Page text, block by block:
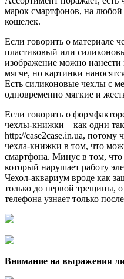
марок смартфонов, на
кошелек.
Если говорить о материале
пластиковый или
изображение можно
мягче, но картинки
Есть силиконовые чехлы с
одновременно мягкие и
Если говорить о
чехлы-книжки – как одни
http://case2case.in.ua, потому
чехла-книжки в том, что
смартфона. Минус в том, что
который нарушает работу
Чехол-аквариум вроде как
только до первой трещины,
телефона узнает только
Внимание на выражения